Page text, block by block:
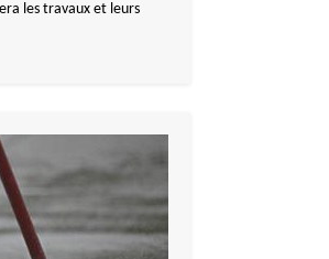
les travaux et leurs